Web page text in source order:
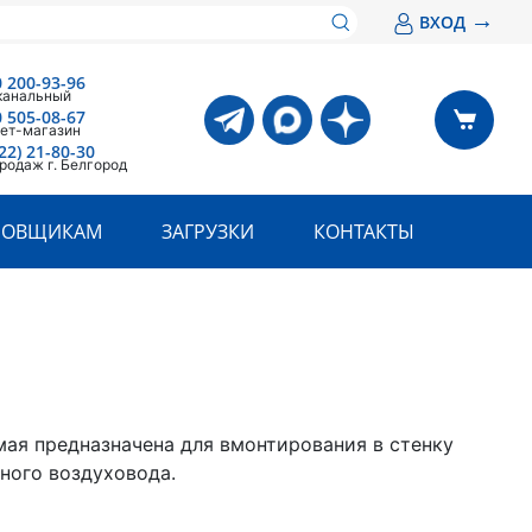
ВХОД →
200-93-96
505-08-67
магазин
21-80-30
г. Белгород
ЗАГРУЗКИ КОНТАКТЫ
предназначена для вмонтирования в стенку
воздуховода.